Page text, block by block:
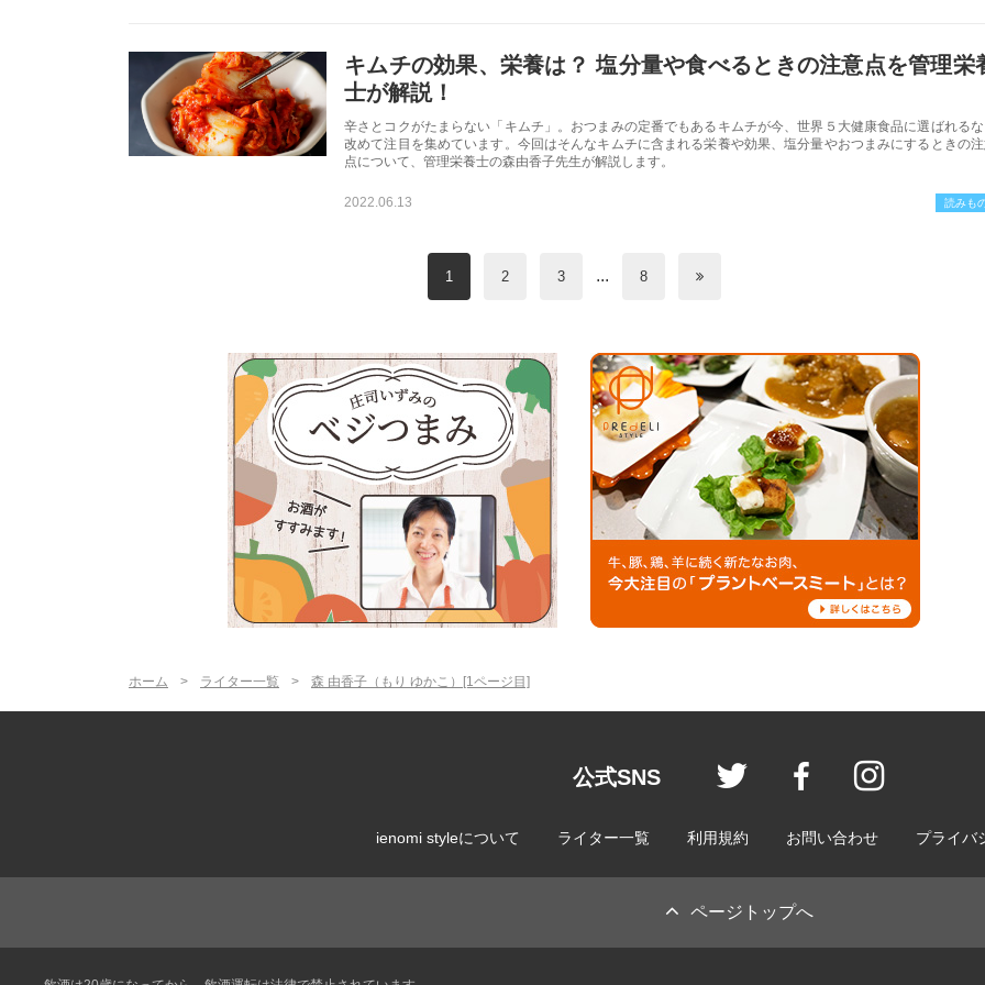
キムチの効果、栄養は？ 塩分量や食べるときの注意点を管理栄
士が解説！
辛さとコクがたまらない「キムチ」。おつまみの定番でもあるキムチが今、世界５大健康食品に選ばれる
改めて注目を集めています。今回はそんなキムチに含まれる栄養や効果、塩分量やおつまみにするときの
点について、管理栄養士の森由香子先生が解説します。
2022.06.13 読みも
1 2 3 ... 8
ホーム ライター一覧 森 由香子（もり ゆかこ）[1ページ目]
公式SNS ienomi style[
ienomi
ienomi styleについて ライター一覧 利用規約 お問い合わせ プライバ
ページトップへ